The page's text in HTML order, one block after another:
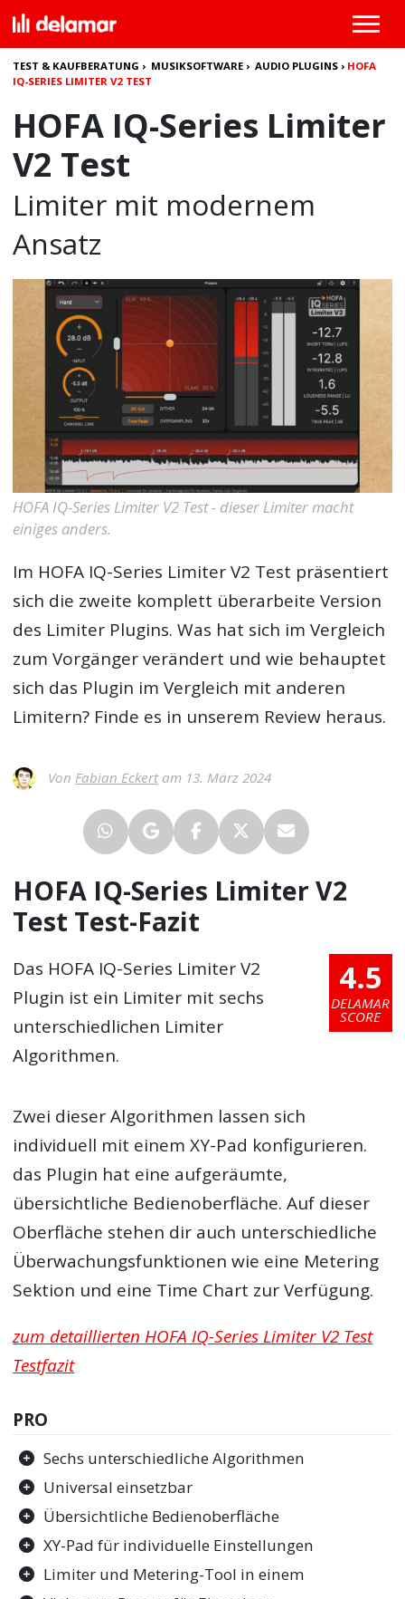
TEST & KAUFBERATUNG › MUSIKSOFTWARE ›AUDIO PLUGINS › HOFA
IQ-SERIES LIMITER V2 TEST
HOFA IQ-Series Limiter
V2 Test
Limiter mit modernem
Ansatz
HOFA IQ-Series Limiter V2 Test - dieser Limiter macht
einiges anders.
Im HOFA IQ-Series Limiter V2 Test präsentiert
sich die zweite komplett überarbeite Version
des Limiter Plugins. Was hat sich im Vergleich
zum Vorgänger verändert und wie behauptet
sich das Plugin im Vergleich mit anderen
Limitern? Finde es in unserem Review heraus.
Von Fabian Eckertam 13. März 2024
HOFA IQ-Series Limiter V2
Test Test-Fazit
4.5
DELAMAR
SCORE
Das HOFA IQ-Series Limiter V2
Plugin ist ein Limiter mit sechs
unterschiedlichen Limiter
Algorithmen.
Zwei dieser Algorithmen lassen sich
individuell mit einem XY-Pad konfigurieren.
das Plugin hat eine aufgeräumte,
übersichtliche Bedienoberfläche. Auf dieser
Oberfläche stehen dir auch unterschiedliche
Überwachungsfunktionen wie eine Metering
Sektion und eine Time Chart zur Verfügung.
zum detaillierten HOFA IQ-Series Limiter V2 Test
Testfazit
PRO
Sechs unterschiedliche Algorithmen
Universal einsetzbar
Übersichtliche Bedienoberfläche
XY-Pad für individuelle Einstellungen
Limiter und Metering-Tool in einem